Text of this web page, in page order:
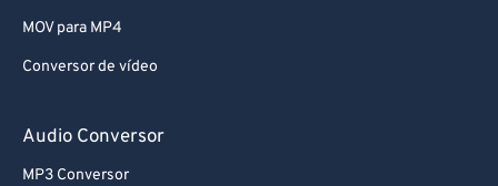
MOV para MP4
Conversor de vídeo
Audio Conversor
MP3 Conversor